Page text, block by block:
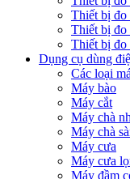
Thiết bị đo
Thiết bị đo
Thiết bị đo
Dụng cụ dùng
Các loại
Máy bào
Máy cắt
Máy chà
Máy chà
Máy cưa
Máy cưa
Máy đầm